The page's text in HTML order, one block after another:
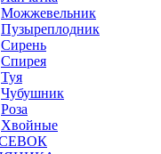
Можжевельник
Пузыреплодник
Сирень
Спирея
Туя
Чубушник
Роза
Хвойные